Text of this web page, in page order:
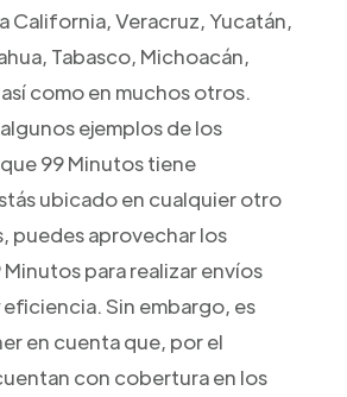
California, Veracruz, Yucatán,
Tabasco, Michoacán,
como en muchos otros.
ejemplos de los
99 Minutos tiene
ubicado en cualquier otro
puedes aprovechar los
para realizar envíos
Sin embargo, es
en cuenta que, por el
con cobertura en los